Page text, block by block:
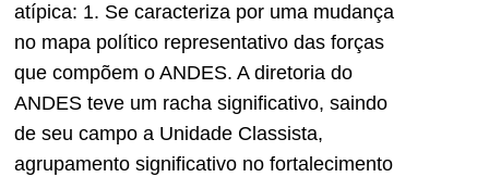
atípica: 1. Se caracteriza por uma mudança
no mapa político representativo das forças
que compõem o ANDES. A diretoria do
ANDES teve um racha significativo, saindo
de seu campo a Unidade Classista,
agrupamento significativo no fortalecimento